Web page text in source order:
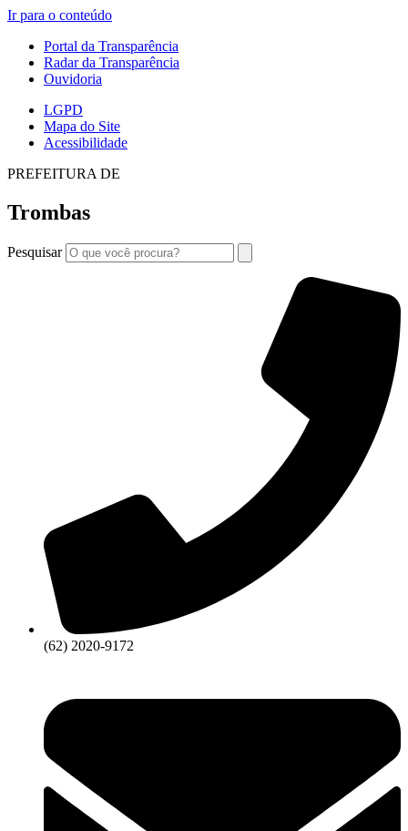
Ir para o conteúdo
Portal da Transparência
Radar da Transparência
Ouvidoria
LGPD
Mapa do Site
Acessibilidade
PREFEITURA DE
Trombas
Pesquisar
(62) 2020-9172